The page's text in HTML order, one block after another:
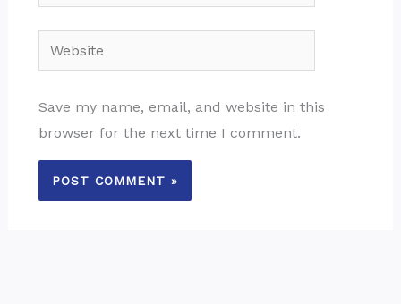
Website
Save my name, email, and website in this
browser for the next time I comment.